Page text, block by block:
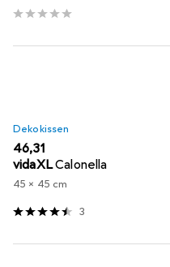
Dekokissen
EUR
46,31
vidaXLCalonella
45 x 45 cm
3